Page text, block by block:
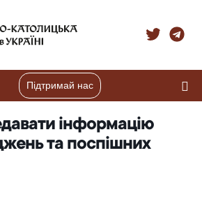
Підтримай нас
інформацію
та поспішних